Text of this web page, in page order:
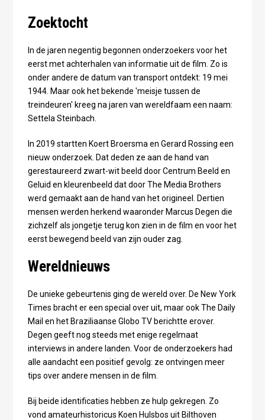
Zoektocht
In de jaren negentig begonnen onderzoekers voor het
eerst met achterhalen van informatie uit de film. Zo is
onder andere de datum van transport ontdekt: 19 mei
1944. Maar ook het bekende 'meisje tussen de
treindeuren' kreeg na jaren van wereldfaam een naam:
Settela Steinbach.
In 2019 startten Koert Broersma en Gerard Rossing een
nieuw onderzoek. Dat deden ze aan de hand van
gerestaureerd zwart-wit beeld door Centrum Beeld en
Geluid en kleurenbeeld dat door The Media Brothers
werd gemaakt aan de hand van het origineel. Dertien
mensen werden herkend waaronder Marcus Degen die
zichzelf als jongetje terug kon zien in de film en voor het
eerst bewegend beeld van zijn ouder zag.
Wereldnieuws
De unieke gebeurtenis ging de wereld over. De New York
Times bracht er een special over uit, maar ook The Daily
Mail en het Braziliaanse Globo TV berichtte erover.
Degen geeft nog steeds met enige regelmaat
interviews in andere landen. Voor de onderzoekers had
alle aandacht een positief gevolg: ze ontvingen meer
tips over andere mensen in de film.
Bij beide identificaties hebben ze hulp gekregen. Zo
vond amateurhistoricus Koen Hulsbos uit Bilthoven